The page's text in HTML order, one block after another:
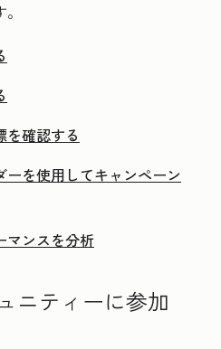
を確認する
を使用してキャンペーン
マンスを分析
ニティーに参加